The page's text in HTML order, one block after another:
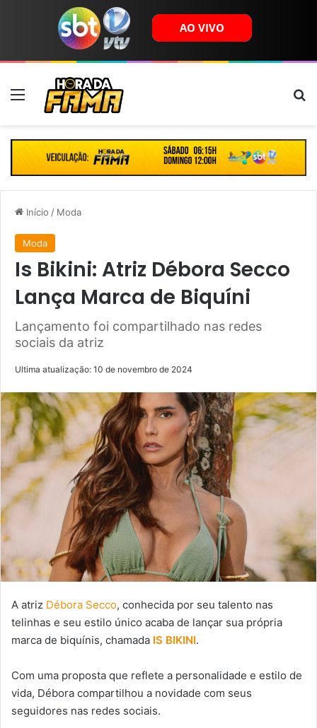
Menu
Início / Moda
Moda
Is Bikini: Atriz Débora Secco
Lança Marca de Biquíni
Lançamento foi compartilhado nas redes
sociais da atriz
Ultima atualização: 10 de novembro de 2024
A atriz Débora Secco, conhecida por seu talento nas
telinhas e seu estilo único acaba de lançar sua própria
marca de biquínis, chamada IS BIKINI.
Com uma proposta que reflete a personalidade e estilo de
vida, Débora compartilhou a novidade com seus
seguidores nas redes sociais.